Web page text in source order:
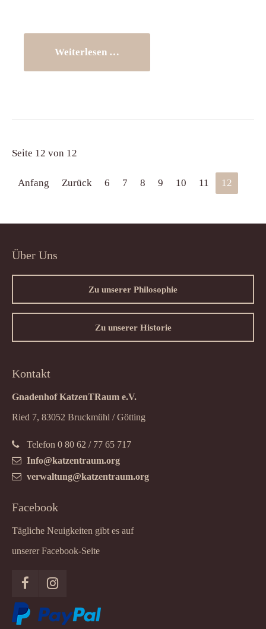
Weiterlesen …
Seite 12 von 12
Anfang Zurück 6 7 8 9 10 11 12
Über Uns
Zu unserer Philosophie
Zu unserer Historie
Kontakt
Gnadenhof KatzenTRaum e.V.
Ried 7, 83052 Bruckmühl / Götting
Telefon 0 80 62 / 77 65 717
Info@katzentraum.org
verwaltung@katzentraum.org
Facebook
Tägliche Neuigkeiten gibt es auf
unserer Facebook-Seite